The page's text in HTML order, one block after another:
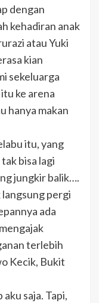
dengan
kehadiran anak
atau Yuki
kian
sekeluarga
ke arena
hanya makan
itu, yang
bisa lagi
jungkir balik….
pergi
ada
terlebih
Kecik, Bukit
saja. Tapi,